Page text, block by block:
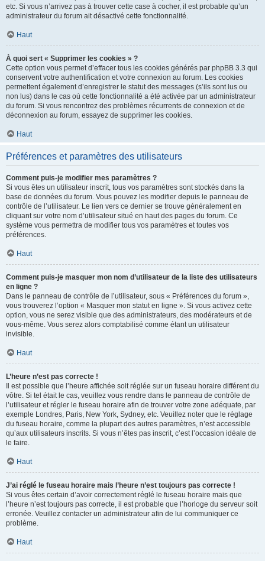
etc. Si vous n’arrivez pas à trouver cette case à cocher, il est probable qu’un
administrateur du forum ait désactivé cette fonctionnalité.
Haut
À quoi sert « Supprimer les cookies » ?
Cette option vous permet d’effacer tous les cookies générés par phpBB 3.3 qui
conservent votre authentification et votre connexion au forum. Les cookies
permettent également d’enregistrer le statut des messages (s’ils sont lus ou
non lus) dans le cas où cette fonctionnalité a été activée par un administrateur
du forum. Si vous rencontrez des problèmes récurrents de connexion et de
déconnexion au forum, essayez de supprimer les cookies.
Haut
Préférences et paramètres des utilisateurs
Comment puis-je modifier mes paramètres ?
Si vous êtes un utilisateur inscrit, tous vos paramètres sont stockés dans la
base de données du forum. Vous pouvez les modifier depuis le panneau de
contrôle de l’utilisateur. Le lien vers ce dernier se trouve généralement en
cliquant sur votre nom d’utilisateur situé en haut des pages du forum. Ce
système vous permettra de modifier tous vos paramètres et toutes vos
préférences.
Haut
Comment puis-je masquer mon nom d’utilisateur de la liste des utilisateurs
en ligne ?
Dans le panneau de contrôle de l’utilisateur, sous « Préférences du forum »,
vous trouverez l’option « Masquer mon statut en ligne ». Si vous activez cette
option, vous ne serez visible que des administrateurs, des modérateurs et de
vous-même. Vous serez alors comptabilisé comme étant un utilisateur
invisible.
Haut
L’heure n’est pas correcte !
Il est possible que l’heure affichée soit réglée sur un fuseau horaire différent du
vôtre. Si tel était le cas, veuillez vous rendre dans le panneau de contrôle de
l’utilisateur et régler le fuseau horaire afin de trouver votre zone adéquate, par
exemple Londres, Paris, New York, Sydney, etc. Veuillez noter que le réglage
du fuseau horaire, comme la plupart des autres paramètres, n’est accessible
qu’aux utilisateurs inscrits. Si vous n’êtes pas inscrit, c’est l’occasion idéale de
le faire.
Haut
J’ai réglé le fuseau horaire mais l’heure n’est toujours pas correcte !
Si vous êtes certain d’avoir correctement réglé le fuseau horaire mais que
l’heure n’est toujours pas correcte, il est probable que l’horloge du serveur soit
erronée. Veuillez contacter un administrateur afin de lui communiquer ce
problème.
Haut